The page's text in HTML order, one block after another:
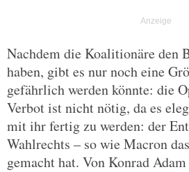
Nachdem die Koalitionäre den
haben, gibt es nur noch eine
gefährlich werden könnte: die
Verbot ist nicht nötig, da es
mit ihr fertig zu werden: der
Wahlrechts – so wie Macron
gemacht hat. Von Konrad Adam